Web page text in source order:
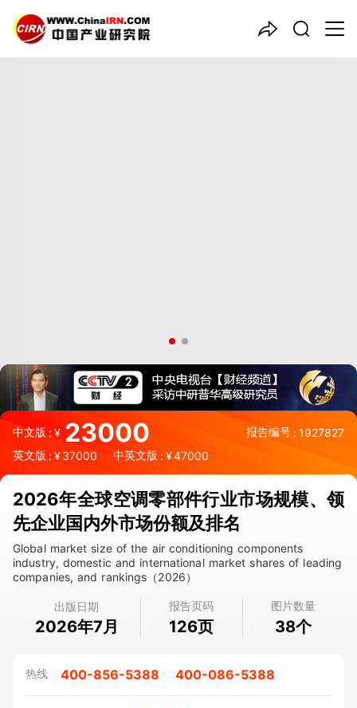
中文版:¥ 23000 报告编号 : 1927827
英文版 : ¥37000 中英文版 : ¥47000
2026年全球空调零部件行业市场规模、领
先企业国内外市场份额及排名
Global market size of the air conditioning components
industry, domestic and international market shares of leading
companies, and rankings（2026）
出版日期
2026年7月
报告页码
126页
图片数量
38个
热线 400-856-5388 400-086-5388
中国产业咨询领导者
多元化、高学历的实战型精英团队